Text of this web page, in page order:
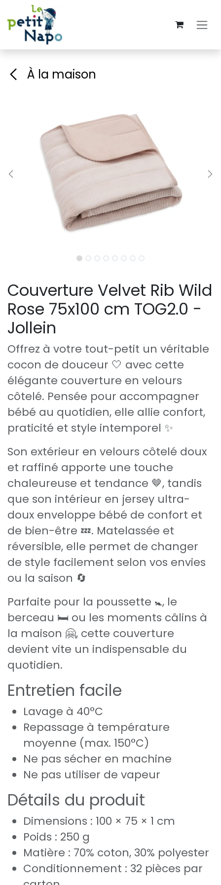
Se rendre au contenu
À la maison
Couverture Velvet Rib Wild
Rose 75x100 cm TOG2.0 -
Jollein
Offrez à votre tout-petit un véritable
cocon de douceur 🤍 avec cette
élégante couverture en velours
côtelé. Pensée pour accompagner
bébé au quotidien, elle allie confort,
praticité et style intemporel ✨
Son extérieur en velours côtelé doux
et raffiné apporte une touche
chaleureuse et tendance 🤎, tandis
que son intérieur en jersey ultra-
doux enveloppe bébé de confort et
de bien-être 💤. Matelassée et
réversible, elle permet de changer
de style facilement selon vos envies
ou la saison 🔄
Parfaite pour la poussette 🚼, le
berceau 🛏️ ou les moments câlins à
la maison 🤗, cette couverture
devient vite un indispensable du
quotidien.
Entretien facile
Lavage à 40°C
Repassage à température
moyenne (max. 150°C)
Ne pas sécher en machine
Ne pas utiliser de vapeur
Détails du produit
Dimensions : 100 × 75 × 1 cm
Poids : 250 g
Matière : 70% coton, 30% polyester
Conditionnement : 32 pièces par